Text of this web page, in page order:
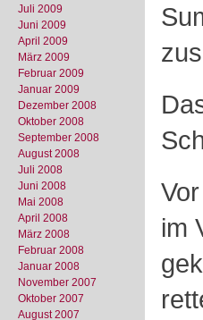
Juli 2009
Juni 2009
April 2009
März 2009
Februar 2009
Januar 2009
Dezember 2008
Oktober 2008
September 2008
August 2008
Juli 2008
Juni 2008
Mai 2008
April 2008
März 2008
Februar 2008
Januar 2008
November 2007
Oktober 2007
August 2007
im